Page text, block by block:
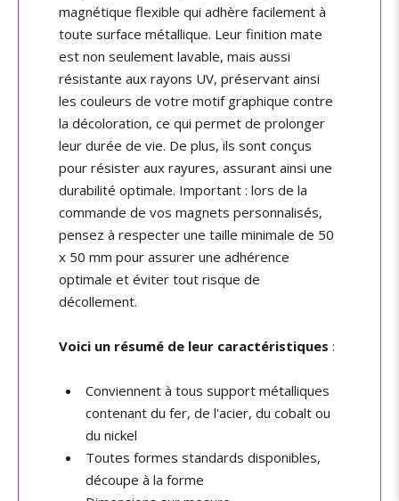
magnétique flexible qui adhère facilement à
toute surface métallique. Leur finition mate
est non seulement lavable, mais aussi
résistante aux rayons UV, préservant ainsi
les couleurs de votre motif graphique contre
la décoloration, ce qui permet de prolonger
leur durée de vie. De plus, ils sont conçus
pour résister aux rayures, assurant ainsi une
durabilité optimale. Important : lors de la
commande de vos magnets personnalisés,
pensez à respecter une taille minimale de 50
x 50 mm pour assurer une adhérence
optimale et éviter tout risque de
décollement.
Voici un résumé de leur caractéristiques :
Conviennent à tous support métalliques
contenant du fer, de l'acier, du cobalt ou
du nickel
Toutes formes standards disponibles,
découpe à la forme